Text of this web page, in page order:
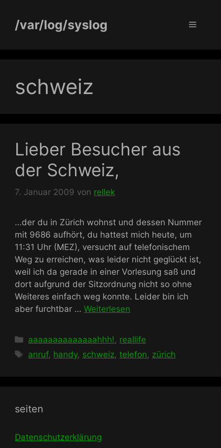
Inhalt
springen
/var/log/syslog Menü
schweiz
Lieber Besucher aus
der Schweiz,
7. Januar 2009 von rellek
…der du in Zürich wohnst und dessen Nummer
mit 9686 aufhört, du hattest mich heute, um
11:31 Uhr (MEZ), versucht auf telefonischem
Weg zu erreichen, was leider nicht geglückt ist,
weil ich da gerade in einer Vorlesung saß und
dort aufgrund der Sitzordnung nicht so ohne
Weiteres einfach weg konnte. Leider bin ich
aber furchtbar … Weiterlesen
Kategorien
aaaaaaaaaaaaaahhh!, reallife
Schlagwörter
anruf, handy, schweiz,telefon, zürich
seiten
Datenschutzerklärung